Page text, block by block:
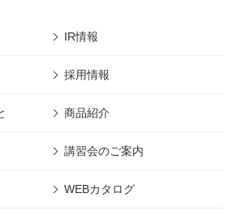
IR情報
採用情報
商品紹介
講習会のご案内
WEBカタログ